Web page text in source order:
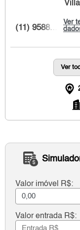
Ver
(11) 9588...
Ver
Valor imóvel R$:
Valor entrada R$: